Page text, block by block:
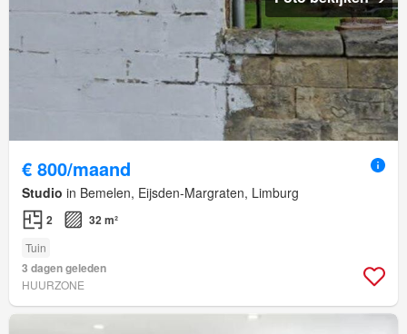
€ 800/maand
Studio in Bemelen, Eijsden-Margraten, Limburg
2 32 m²
Tuin
3 dagen geleden
HUURZONE